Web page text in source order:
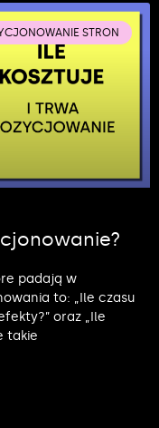
STRON
padają w
to: „Ile czasu
oraz „Ile
takie